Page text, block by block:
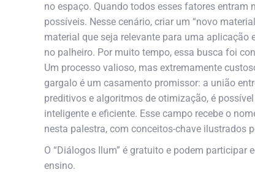
no espaço. Quando todos esses fatores entram
possíveis. Nesse cenário, criar um “novo
material que seja relevante para uma
no palheiro. Por muito tempo, essa busca foi
Um processo valioso, mas extremamente
gargalo é um casamento promissor: a união
preditivos e algoritmos de otimização, é
inteligente e eficiente. Esse campo recebe o
nesta palestra, com conceitos-chave ilustrados
O “Diálogos Ilum” é gratuito e podem
ensino.